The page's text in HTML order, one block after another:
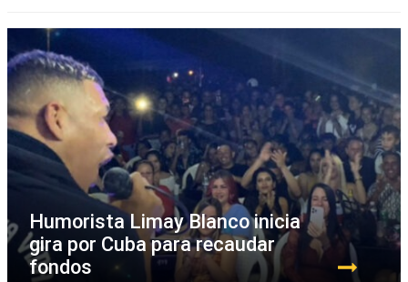
Humorista Limay Blanco inicia
gira por Cuba para recaudar
fondos